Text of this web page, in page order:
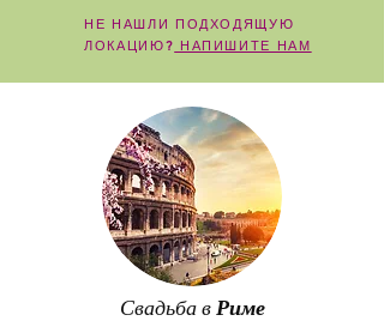
НЕ НАШЛИ ПОДХОДЯЩУЮ
ЛОКАЦИЮ? НАПИШИТЕ НАМ
Свадьба вРиме